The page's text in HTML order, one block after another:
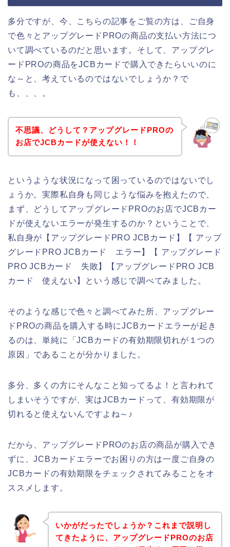
多分ですが、今、こちらの記事をご覧の方は、ご自身
で色々とアップグレードPROの商品の支払い方法につ
いて調べているのだと思います。そして、アップグレ
ードPROの商品をJCBカードで購入できたらいいのに
な～と、考えているのではないでしょうか？で
も、、、。
不思議、どうして？アップグレードPROの
お店でJCBカードが使えない！！
というような状況になって困っているのではないでし
ょうか。実際私自身も同じような悩みを抱えたので、
まず、どうしてアップグレードPROのお店でJCBカー
ドが使えないエラーが発生するのか？ということで、
私自身が【アップグレードPRO JCBカード】【 アップ
グレードPRO JCBカード エラー】【 アップグレード
PRO JCBカード 失敗】【アップグレードPRO JCB
カード 使えない】という感じで調べてみました。
そのような感じで色々と調べてみた所、アップグレー
ドPROの商品を購入する時にJCBカードエラーが起き
るのは、単純に「JCBカードの有効期限切れが１つの
原因」であることが分かりました。
多分、多くの方にそんなこと知ってるよ！と言われて
しまいそうですが、実はJCBカードって、有効期限が
切れると使えないんですよね～♪
だから、アップグレードPROのお店の商品が購入でき
ずに、JCBカードエラーでお困りの方は一度ご自身の
JCBカードの有効期限をチェックされてみることをオ
ススメします。
いかがだったでしょうか？これまで説明し
てきたように、アップグレードPROのお店